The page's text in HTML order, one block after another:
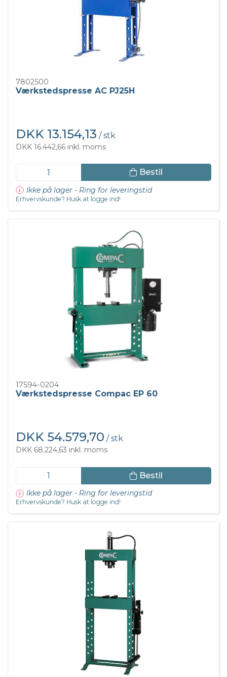
7802500
Værkstedspresse AC PJ25H
DKK 13.154,13 / stk
DKK 16.442,66 inkl. moms
Bestil
Ikke på lager - Ring for leveringstid
Erhvervskunde? Husk at logge ind!
17594-0204
Værkstedspresse Compac EP 60
DKK 54.579,70 / stk
DKK 68.224,63 inkl. moms
Bestil
Ikke på lager - Ring for leveringstid
Erhvervskunde? Husk at logge ind!